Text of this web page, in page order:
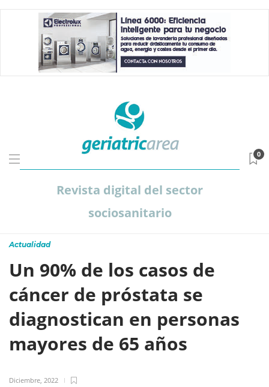
Revista digital del sector
sociosanitario
0
Actualidad
Un 90% de los casos de
cáncer de próstata se
diagnostican en personas
mayores de 65 años
Diciembre, 2022